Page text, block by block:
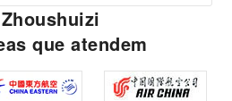
que atendem